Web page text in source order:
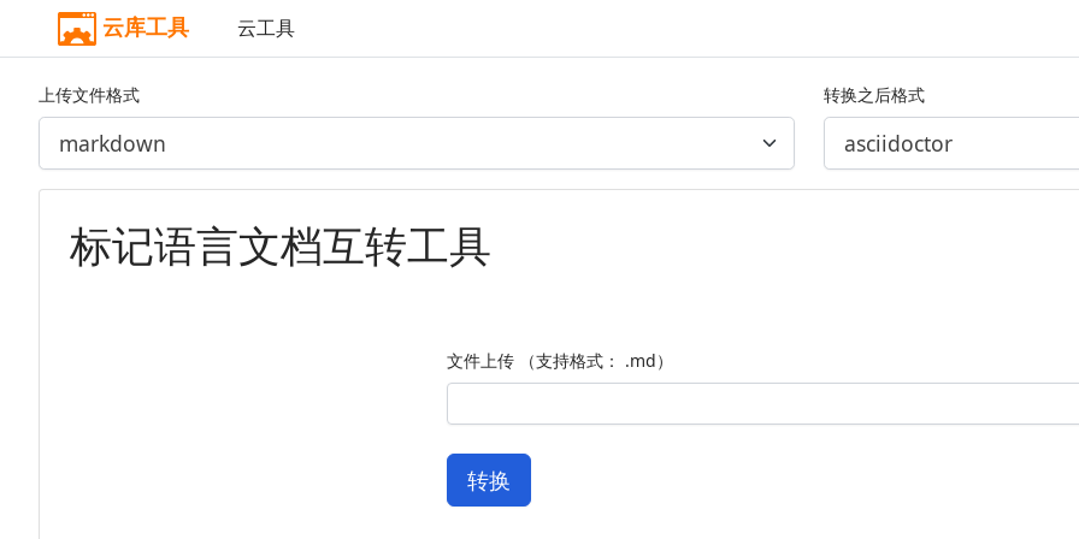
云库工具 云工具
上传文件格式 转换之后格式
标记语言文档互转工具
文件上传 （支持格式： .md）
转换